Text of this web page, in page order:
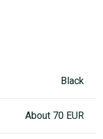
Black
About 70 EUR